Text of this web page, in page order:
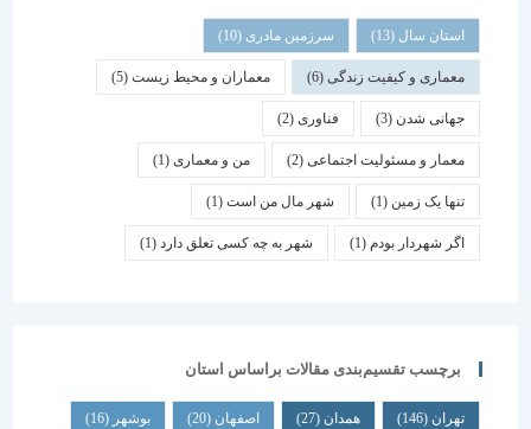
استان سال(13) سرزمین مادری(10)
معماری و کیفیت زندگی(6) معماران و محیط زیست(5)
جهانی شدن(3) فناوری(2)
معمار و مسئولیت اجتماعی(2) من و معماری(1)
تنها یک زمین(1) شهر مال من است(1)
اگر شهردار بودم(1) شهر به چه کسی تعلق دارد(1)
برچسب تقسیم‌بندی مقالات براساس استان
تهران(146) همدان(27) اصفهان(20) بوشهر(16)